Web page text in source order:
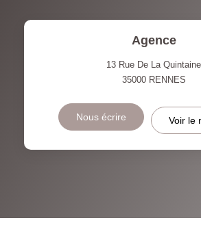
Agence
13 Rue De La Quintaine
35000 RENNES
Nous écrire Voir le